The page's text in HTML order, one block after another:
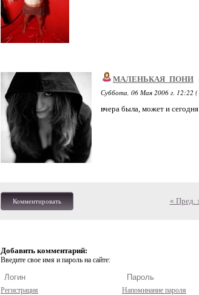
МАЛЕНЬКАЯ_ПОНИ
Суббота, 06 Мая 2006 г. 12:22 (
вчера была, может и
Комментировать « Пред.
Добавить комментарий:
Введите свое имя и пароль на сайте:
Регистрация Напоминание пароля